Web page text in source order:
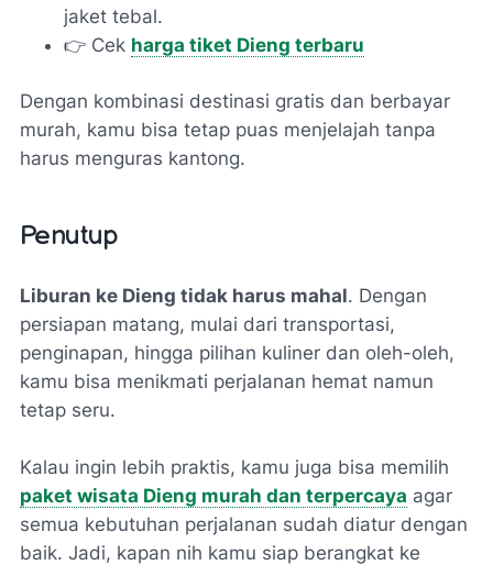
jaket tebal.
👉 Cek harga tiket Dieng terbaru
Dengan kombinasi destinasi gratis dan berbayar
murah, kamu bisa tetap puas menjelajah tanpa
harus menguras kantong.
Penutup
Liburan ke Dieng tidak harus mahal. Dengan
persiapan matang, mulai dari transportasi,
penginapan, hingga pilihan kuliner dan oleh-oleh,
kamu bisa menikmati perjalanan hemat namun
tetap seru.
Kalau ingin lebih praktis, kamu juga bisa memilih
paket wisata Dieng murah dan terpercaya agar
semua kebutuhan perjalanan sudah diatur dengan
baik. Jadi, kapan nih kamu siap berangkat ke